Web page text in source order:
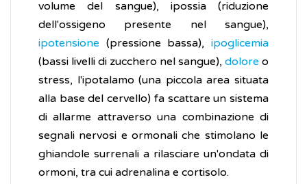
volume del sangue), ipossia (riduzione
dell'ossigeno presente nel sangue),
ipotensione (pressione bassa), ipoglicemia
(bassi livelli di zucchero nel sangue), dolore o
stress, l'ipotalamo (una piccola area situata
alla base del cervello) fa scattare un sistema
di allarme attraverso una combinazione di
segnali nervosi e ormonali che stimolano le
ghiandole surrenali a rilasciare un'ondata di
ormoni, tra cui adrenalina e cortisolo.